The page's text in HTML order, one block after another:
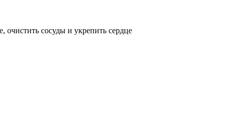
очистить сосуды и укрепить сердце